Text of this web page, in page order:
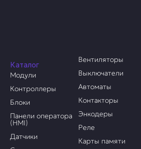
Каталог
Модули
Контроллеры
Блоки
Панели оператора
(HMI)
Датчики
Вентиляторы
Выключатели
Автоматы
Контакторы
Энкодеры
Реле
Карты памяти